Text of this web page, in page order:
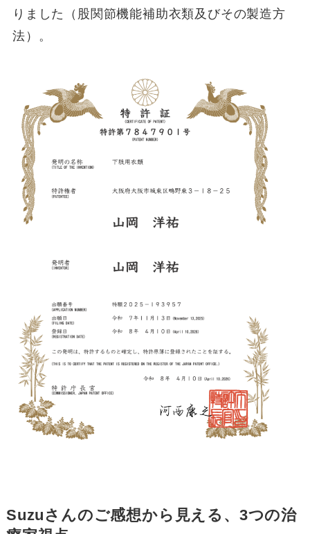
りました（股関節機能補助衣類及びその製造方
法）。
Suzuさんのご感想から見える、3つの治